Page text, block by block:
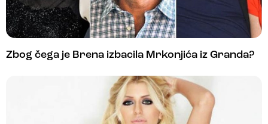
Zbog čega je Brena izbacila Mrkonjića iz Granda?